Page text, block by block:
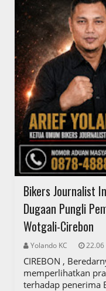
Bikers Journalist
Dugaan Pungli
Wotgali-Cirebon
Yolando KC 22.06
CIREBON ,
memperlihatkan
terhadap penerima